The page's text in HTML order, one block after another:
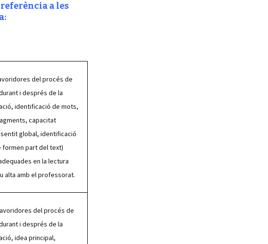
a les
del procés de
i després de la
identificació de mots,
capacitat
global, identificació
part del text)
en la lectura
alta amb el professorat.
del procés de
i després de la
idea principal,